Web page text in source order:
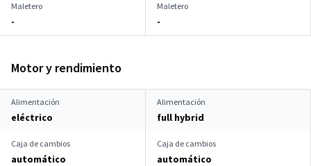
Maletero
-
Maletero
-
Motor y rendimiento
Alimentación
eléctrico
Alimentación
full hybrid
Caja de cambios
automático
Caja de cambios
automático